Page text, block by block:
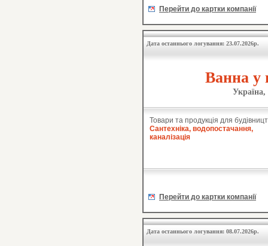
Перейти до картки компанії
Дата останнього логування: 23.07.2026р.
Ванна у
Україна,
Товари та продукція для
Сантехніка, водопостачання,
каналізація
Перейти до картки компанії
Дата останнього логування: 08.07.2026р.